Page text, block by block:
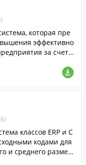
которая пре
эффективно
за счет
дебиторско
дого
классов ERP и C
кодами для
и среднего размер